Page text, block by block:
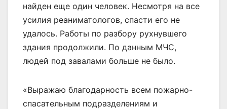
найден еще один человек. Несмотря на все
усилия реаниматологов, спасти его не
удалось. Работы по разбору рухнувшего
здания продолжили. По данным МЧС,
людей под завалами больше не было.
«Выражаю благодарность всем пожарно-
спасательным подразделениям и